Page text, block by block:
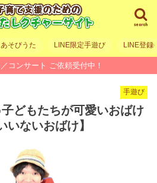
search
あそびうた LINE限定手遊び LINE登録
コンサート ご依頼受付中！
手遊び
どもたちが可愛いおばけ
いないおばけ】